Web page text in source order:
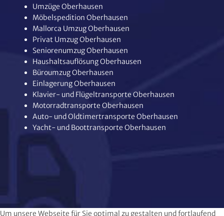
Umzüge Oberhausen
Möbelspedition Oberhausen
Mallorca Umzug Oberhausen
Privat Umzug Oberhausen
Seniorenumzug Oberhausen
Haushaltsauflösung Oberhausen
Büroumzug Oberhausen
Einlagerung Oberhausen
Klavier- und Flügeltransporte Oberhausen
Motorradtransporte Oberhausen
Auto- und Oldtimertransporte Oberhausen
Yacht- und Boottransporte Oberhausen
Um unsere Webseite für Sie optimal zu gestalten und fortlaufend